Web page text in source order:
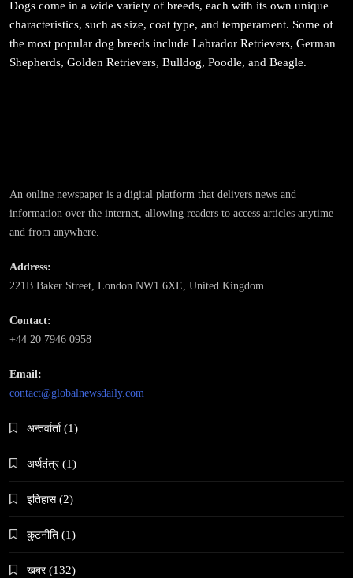
March 23, 2026
भारतको इतिहासमा पहिलोपटक मृत्यु इच्छाको अनुमति
समाज
Dogs come in a wide variety of breeds, each with its own unique
characteristics, such as size, coat type, and temperament. Some of
the most popular dog breeds include Labrador Retrievers, German
Shepherds, Golden Retrievers, Bulldog, Poodle, and Beagle.
An online newspaper is a digital platform that delivers news and
information over the internet, allowing readers to access articles anytime
and from anywhere.
Address:
221B Baker Street, London NW1 6XE, United Kingdom
Contact:
+44 20 7946 0958
Email:
contact@globalnewsdaily.com
अन्तर्वार्ता (1)
अर्थतंत्र (1)
इतिहास (2)
कुटनीति (1)
खबर (132)